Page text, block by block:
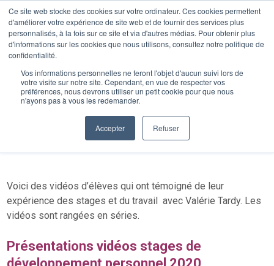
Ce site web stocke des cookies sur votre ordinateur. Ces cookies permettent
d'améliorer votre expérience de site web et de fournir des services plus
personnalisés, à la fois sur ce site et via d'autres médias. Pour obtenir plus
d'informations sur les cookies que nous utilisons, consultez notre politique de
confidentialité.
Vos informations personnelles ne feront l'objet d'aucun suivi lors de
votre visite sur notre site. Cependant, en vue de respecter vos
préférences, nous devrons utiliser un petit cookie pour que nous
n'ayons pas à vous les redemander.
Accepter Refuser
VIDEOS STAGES REIKI ET DP
Voici des vidéos d’élèves qui ont témoigné de leur
expérience des stages et du travail avec Valérie Tardy. Les
vidéos sont rangées en séries.
Présentations vidéos stages de
Nous utilisons des cookies pour vous garantir la meilleure
expérience sur notre site. Si vous continuez à utiliser ce
dernier, nous considérerons que vous acceptez l'utilisation des
Ok